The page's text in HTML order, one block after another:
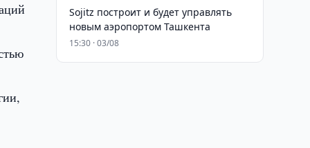
Sojitz построит и будет управлять
новым аэропортом Ташкента
15:30 · 03/08